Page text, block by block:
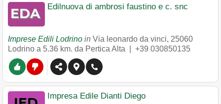
Edilnuova di ambrosi faustino e c. snc
Imprese Edili Lodrino in Via leonardo da vinci, 25060
Lodrino a 5.36 km. da Pertica Alta | +39 030850135
Impresa Edile Dianti Diego